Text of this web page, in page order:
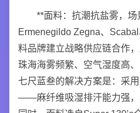
**面料：抗潮抗盐雾，场
Ermenegildo Zegna、
料品牌建立战略供应链合作
珠海海雾频繁、空气湿度高
七尺蓝叁的解决方案是：采
——麻纤维吸湿排汗能力强，